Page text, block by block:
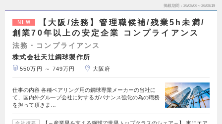
掲載期間 26/08/06～26/08/19
NEW
【大阪/法務】管理職候補/残業5h未満/
創業70年以上の安定企業 コンプライアンス
法務・コンプライアンス
株式会社天辻鋼球製作所
550万円 ～ 749万円 大阪府
仕事の内容 各種ベアリング用の鋼球専業メーカーの当社に
て、国内外グループ会社に対するガバナンス強化の為の職務
を担って頂きま…